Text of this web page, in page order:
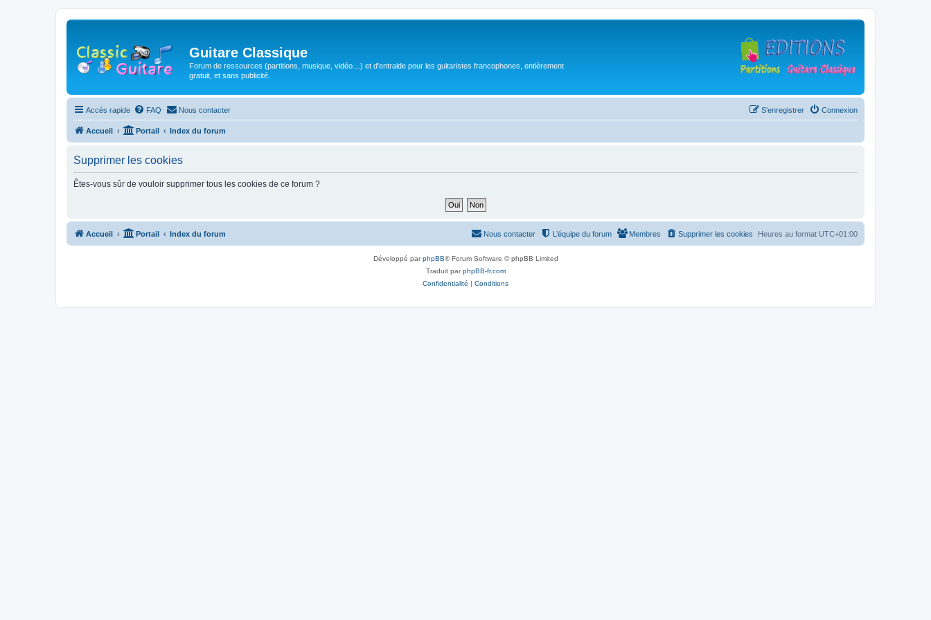
Guitare Classique
Forum de ressources (partitions, musique, vidéo…) et d'entraide pour les guitaristes francophones, entièrement
gratuit, et sans publicité.
Accès rapide FAQ Nous contacter Connexion
S’enregistrer
Accueil Portail Index du forum
Supprimer les cookies
Êtes-vous sûr de vouloir supprimer tous les cookies de ce forum ?
Accueil Portail Index du forum Heures au format UTC+01:00
Supprimer les cookies
Membres
L’équipe du forum
Nous contacter
Développé parphpBB® Forum Software © phpBB Limited
Traduit parphpBB-fr.com
Confidentialité | Conditions